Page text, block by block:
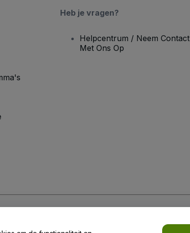
Heb je vragen?
Helpcentrum / Neem Contact
Met Ons Op
privacybeleid voor mobiel